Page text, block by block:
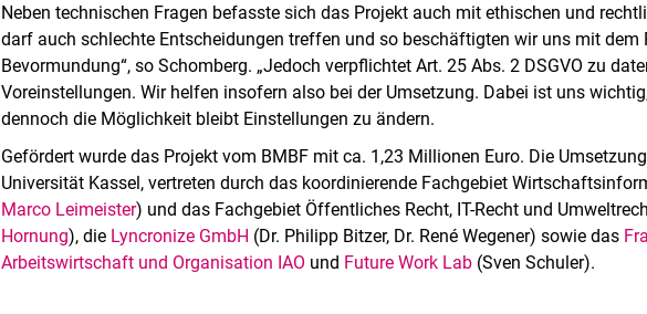
Neben technischen Fragen befasste sich das Projekt auch mit ethischen und
darf auch schlechte Entscheidungen treffen und so beschäftigten wir uns mit dem
Bevormundung“, so Schomberg. „Jedoch verpflichtet Art. 25 Abs. 2 DSGVO zu
Voreinstellungen. Wir helfen insofern also bei der Umsetzung. Dabei ist uns
dennoch die Möglichkeit bleibt Einstellungen zu ändern.
Gefördert wurde das Projekt vom BMBF mit ca. 1,23 Millionen Euro. Die
Universität Kassel, vertreten durch das koordinierende Fachgebiet
Marco Leimeister) und das Fachgebiet Öffentliches Recht, IT-Recht und
Hornung), die Lyncronize GmbH (Dr. Philipp Bitzer, Dr. René Wegener) sowie das
Arbeitswirtschaft und Organisation IAO und Future Work Lab (Sven Schuler).